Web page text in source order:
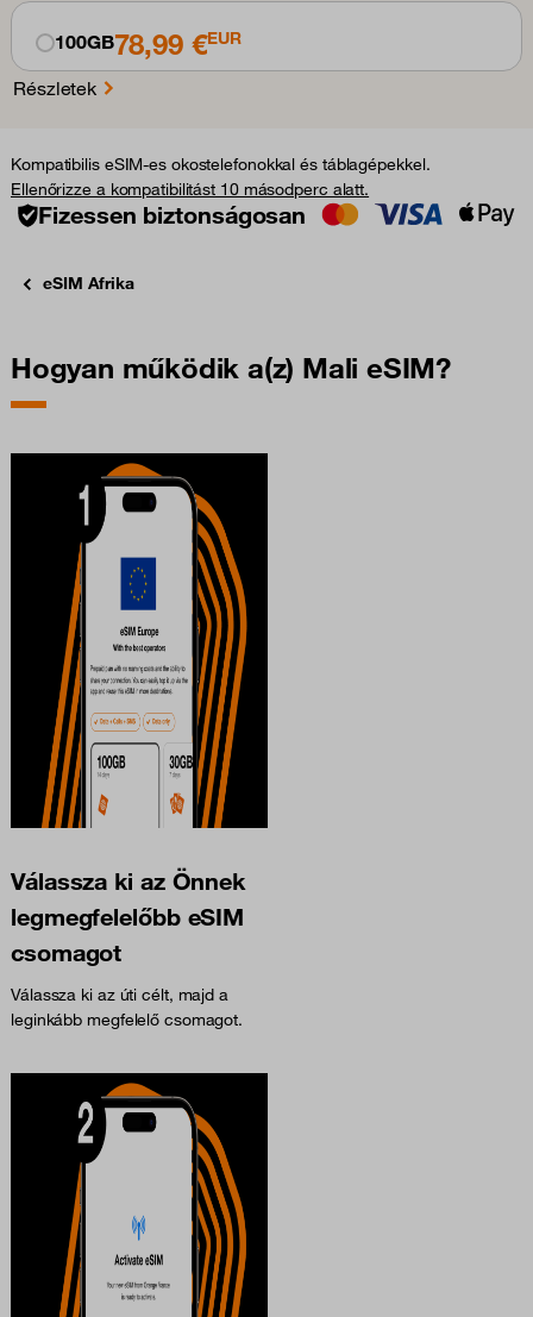
100GB78,99 €EUR
Részletek
Kompatibilis eSIM-es okostelefonokkal és táblagépekkel.
Ellenőrizze a kompatibilitást 10 másodperc alatt.
Fizessen biztonságosan
eSIM Afrika
Hogyan működik a(z) Mali eSIM?
Válassza ki az Önnek
legmegfelelőbb eSIM
csomagot
Válassza ki az úti célt, majd a
leginkább megfelelő csomagot.